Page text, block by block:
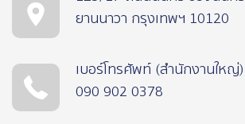
ยานนาวา กรุงเทพฯ 10120
เบอร์โทรศัพท์ (สำนักงานใหญ่)
090 902 0378